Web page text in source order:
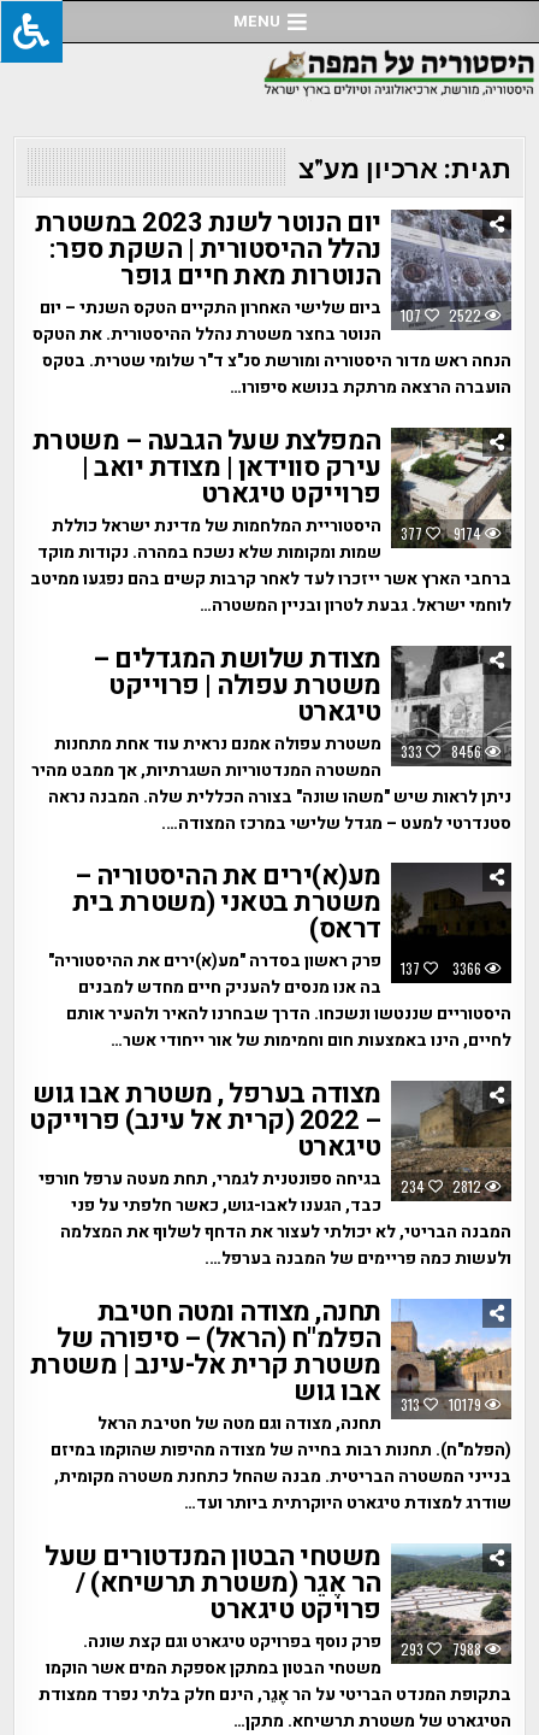
to
content
MENU
תגית:ארכיון מע"צ
107 2522
יום הנוטר לשנת 2023 במשטרת
נהלל ההיסטורית | השקת ספר:
הנוטרות מאת חיים גופר
ביום שלישי האחרון התקיים הטקס השנתי – יום
הנוטר בחצר משטרת נהלל ההיסטורית. את הטקס
הנחה ראש מדור היסטוריה ומורשת סנ"צ ד"ר שלומי שטרית. בטקס
הועברה הרצאה מרתקת בנושא סיפורו…
377 9174
המפלצת שעל הגבעה – משטרת
עירק סווידאן | מצודת יואב |
פרוייקט טיגארט
היסטוריית המלחמות של מדינת ישראל כוללת
שמות ומקומות שלא נשכח במהרה. נקודות מוקד
ברחבי הארץ אשר ייזכרו לעד לאחר קרבות קשים בהם נפגעו ממיטב
לוחמי ישראל. גבעת לטרון ובניין המשטרה…
333 8456
מצודת שלושת המגדלים –
משטרת עפולה | פרוייקט
טיגארט
משטרת עפולה אמנם נראית עוד אחת מתחנות
המשטרה המנדטוריות השגרתיות, אך ממבט מהיר
ניתן לראות שיש "משהו שונה" בצורה הכללית שלה. המבנה נראה
סטנדרטי למעט – מגדל שלישי במרכז המצודה….
137 3366
מע(א)ירים את ההיסטוריה –
משטרת בטאני (משטרת בית
דראס)
פרק ראשון בסדרה "מע(א)ירים את ההיסטוריה"
בה אנו מנסים להעניק חיים מחדש למבנים
היסטוריים שננטשו ונשכחו. הדרך שבחרנו להאיר ולהעיר אותם
לחיים, הינו באמצעות חום וחמימות של אור ייחודי אשר…
234 2812
מצודה בערפל , משטרת אבו גוש
– 2022 (קרית אל עינב) פרוייקט
טיגארט
בגיחה ספונטנית לגמרי, תחת מעטה ערפל חורפי
כבד, הגענו לאבו-גוש, כאשר חלפתי על פני
המבנה הבריטי, לא יכולתי לעצור את הדחף לשלוף את המצלמה
ולעשות כמה פריימים של המבנה בערפל….
313 10179
תחנה, מצודה ומטה חטיבת
הפלמ"ח (הראל) – סיפורה של
משטרת קרית אל-עינב | משטרת
אבו גוש
תחנה, מצודה וגם מטה של חטיבת הראל
(הפלמ"ח). תחנות רבות בחייה של מצודה מהיפות שהוקמו במיזם
בנייני המשטרה הבריטית. מבנה שהחל כתחנת משטרה מקומית,
שודרג למצודת טיגארט היוקרתית ביותר ועד…
293 7988
משטחי הבטון המנדטורים שעל
הר אֶגֵר (משטרת תרשיחא) /
פרויקט טיגארט
פרק נוסף בפרויקט טיגארט וגם קצת שונה.
משטחי הבטון במתקן אספקת המים אשר הוקמו
בתקופת המנדט הבריטי על הר אֶגֵר, הינם חלק בלתי נפרד ממצודת
הטיגארט של משטרת תרשיחא. מתקן…